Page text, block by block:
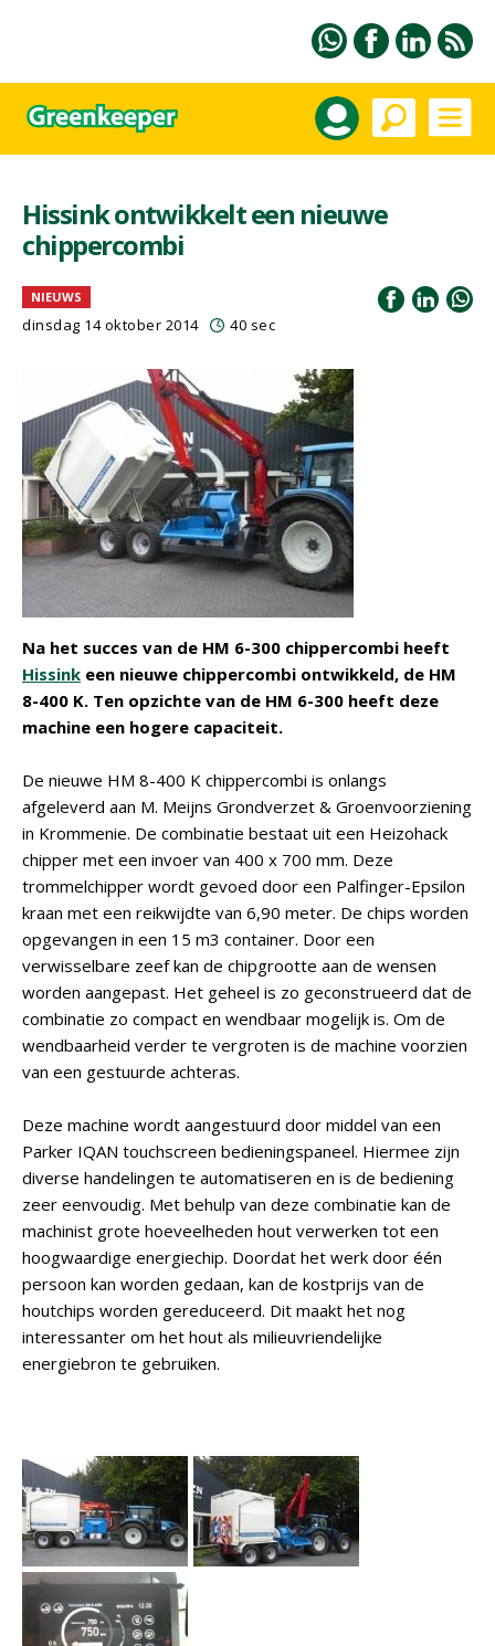
Hissink ontwikkelt een nieuwe
chippercombi
NIEUWS
dinsdag 14 oktober 2014 40 sec
Na het succes van de HM 6-300 chippercombi heeft
Hissink een nieuwe chippercombi ontwikkeld, de HM
8-400 K. Ten opzichte van de HM 6-300 heeft deze
machine een hogere capaciteit.
De nieuwe HM 8-400 K chippercombi is onlangs
afgeleverd aan M. Meijns Grondverzet & Groenvoorziening
in Krommenie. De combinatie bestaat uit een Heizohack
chipper met een invoer van 400 x 700 mm. Deze
trommelchipper wordt gevoed door een Palfinger-Epsilon
kraan met een reikwijdte van 6,90 meter. De chips worden
opgevangen in een 15 m3 container. Door een
verwisselbare zeef kan de chipgrootte aan de wensen
worden aangepast. Het geheel is zo geconstrueerd dat de
combinatie zo compact en wendbaar mogelijk is. Om de
wendbaarheid verder te vergroten is de machine voorzien
van een gestuurde achteras.
Deze machine wordt aangestuurd door middel van een
Parker IQAN touchscreen bedieningspaneel. Hiermee zijn
diverse handelingen te automatiseren en is de bediening
zeer eenvoudig. Met behulp van deze combinatie kan de
machinist grote hoeveelheden hout verwerken tot een
hoogwaardige energiechip. Doordat het werk door één
persoon kan worden gedaan, kan de kostprijs van de
houtchips worden gereduceerd. Dit maakt het nog
interessanter om het hout als milieuvriendelijke
energiebron te gebruiken.